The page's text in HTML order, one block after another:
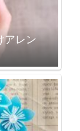
アレン